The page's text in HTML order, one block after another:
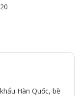
Hàn Quốc, bề